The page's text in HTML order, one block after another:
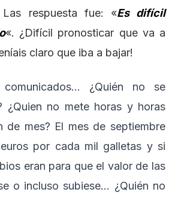
respuesta fue: «Es difícil
«. ¿Difícil pronosticar que va a
claro que iba a bajar!
¿Quién no se
¿Quien no mete horas y horas
de mes? El mes de septiembre
por cada mil galletas y si
eran para que el valor de las
o incluso subiese… ¿Quién no